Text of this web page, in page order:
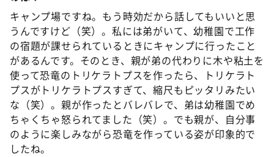
キャンプ場ですね。もう時効だから話してもいいと思
うんですけど（笑）。私には弟がいて、幼稚園で工作
の宿題が課せられているときにキャンプに行ったこと
があるんです。そのとき、親が弟の代わりに木や粘土を
使って恐竜のトリケラトプスを作ったら、トリケラト
プスがトリケラトプスすぎて、縮尺もピッタリみたい
な（笑）。親が作ったとバレバレで、弟は幼稚園でめ
ちゃくちゃ怒られてました（笑）。でも親が、自分事
のように楽しみながら恐竜を作っている姿が印象的で
したね。